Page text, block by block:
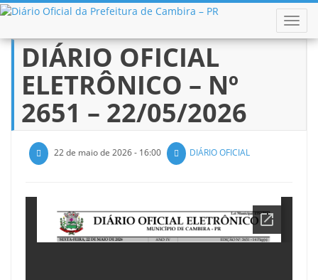
Pular
para
conteúdo
DIÁRIO OFICIAL
ELETRÔNICO – Nº
2651 – 22/05/2026
22 de maio de 2026 - 16:00 DIÁRIO OFICIAL